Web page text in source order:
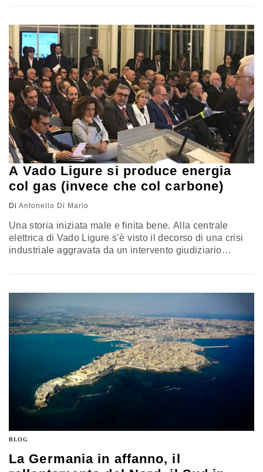
decarbonizzazione che prima o poi…
A Vado Ligure si produce energia
col gas (invece che col carbone)
Di Antonello Di Mario
Una storia iniziata male e finita bene. Alla centrale
elettrica di Vado Ligure s’è visto il decorso di una crisi
industriale aggravata da un intervento giudiziario
vicenda è l’esempio di…
BLOG
La Germania in affanno, il